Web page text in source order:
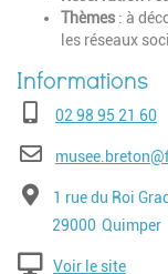
Thèmes : à
les réseaux
Téléphone02 98 95 21 60
E-mail
Adresse1 rue du Roi
Code postal
29000 Ville
Quimper
Voir le site